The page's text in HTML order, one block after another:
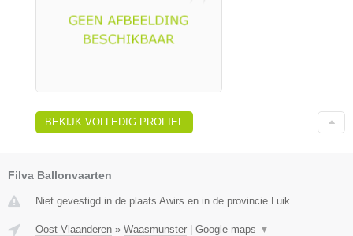
BEKIJK VOLLEDIG PROFIEL
Filva Ballonvaarten
Niet gevestigd in de plaats Awirs en in de provincie Luik.
Oost-Vlaanderen » Waasmunster | Google maps ▼